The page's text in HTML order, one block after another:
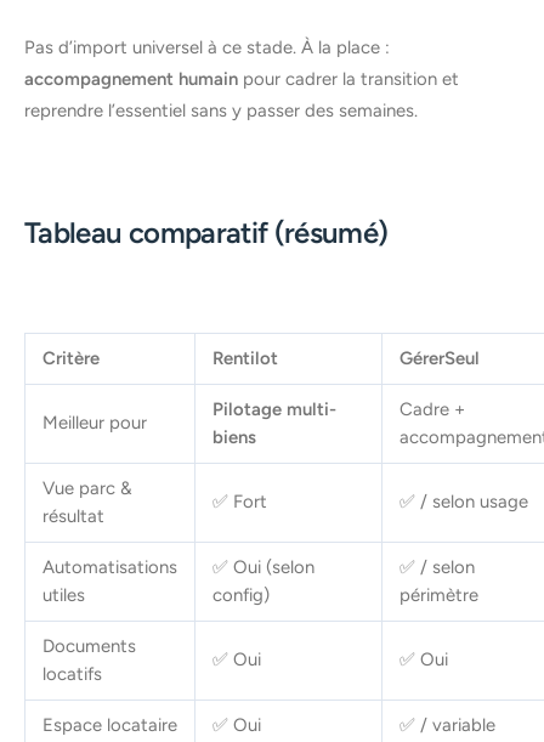
Pas d’import universel à ce stade. À la place :
accompagnement humain pour cadrer la transition et
reprendre l’essentiel sans y passer des semaines.
Tableau comparatif (résumé)
Critère Rentilot GérerSeul
Meilleur pour
Pilotage multi-
biens
Cadre +
Vue parc &
résultat
✅ Fort ✅ / selon usage
Automatisations
utiles
✅ Oui (selon
config)
✅ / selon
périmètre
Documents
locatifs
✅ Oui ✅ Oui
Espace locataire ✅ Oui ✅ / variable